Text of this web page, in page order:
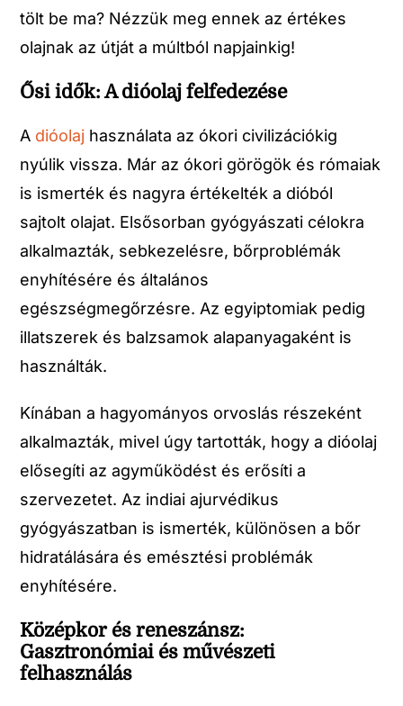
tölt be ma? Nézzük meg ennek az értékes
olajnak az útját a múltból napjainkig!
Ősi idők: A dióolaj felfedezése
A dióolaj használata az ókori civilizációkig
nyúlik vissza. Már az ókori görögök és rómaiak
is ismerték és nagyra értékelték a dióból
sajtolt olajat. Elsősorban gyógyászati célokra
alkalmazták, sebkezelésre, bőrproblémák
enyhítésére és általános
egészségmegőrzésre. Az egyiptomiak pedig
illatszerek és balzsamok alapanyagaként is
használták.
Kínában a hagyományos orvoslás részeként
alkalmazták, mivel úgy tartották, hogy a dióolaj
elősegíti az agyműködést és erősíti a
szervezetet. Az indiai ajurvédikus
gyógyászatban is ismerték, különösen a bőr
hidratálására és emésztési problémák
enyhítésére.
Középkor és reneszánsz:
Gasztronómiai és művészeti
felhasználás